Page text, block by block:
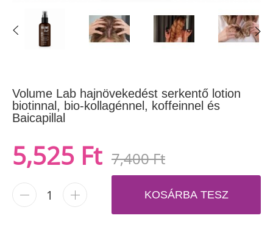
Volume Lab hajnövekedést serkentő lotion
biotinnal, bio-kollagénnel, koffeinnel és
Baicapillal
7,400 Ft
5,525 Ft
- + KOSÁRBA TESZ